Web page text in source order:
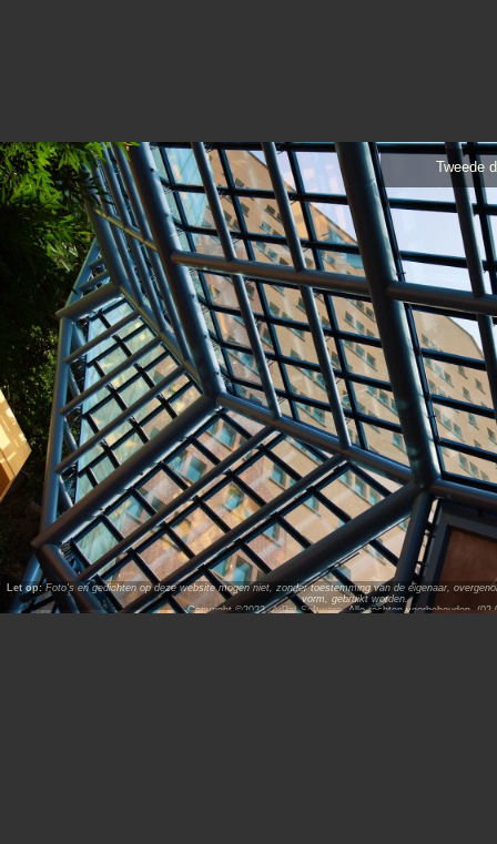
Tweede
Let op: Foto's en gedichten op deze website mogen niet, zonder toestemming van de eigenaar,
vorm, gebruikt worden.
Copyright ©2023,ArPat Software. Alle rechten voorbehouden.